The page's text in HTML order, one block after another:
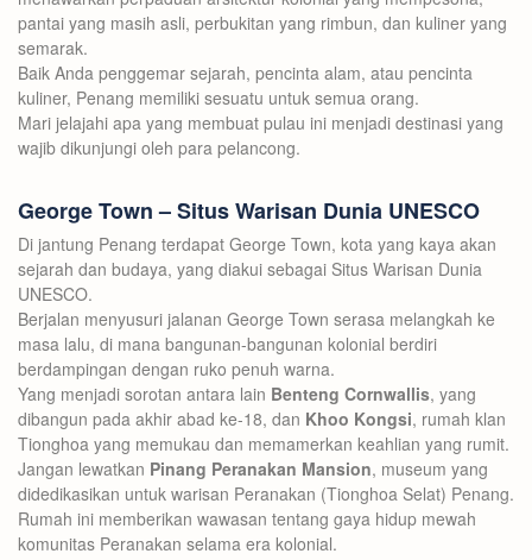
pantai yang masih asli, perbukitan yang rimbun, dan kuliner yang
semarak.
Baik Anda penggemar sejarah, pencinta alam, atau pencinta
kuliner, Penang memiliki sesuatu untuk semua orang.
Mari jelajahi apa yang membuat pulau ini menjadi destinasi yang
wajib dikunjungi oleh para pelancong.
George Town – Situs Warisan Dunia UNESCO
Di jantung Penang terdapat George Town, kota yang kaya akan
sejarah dan budaya, yang diakui sebagai Situs Warisan Dunia
UNESCO.
Berjalan menyusuri jalanan George Town serasa melangkah ke
masa lalu, di mana bangunan-bangunan kolonial berdiri
berdampingan dengan ruko penuh warna.
Yang menjadi sorotan antara lain Benteng Cornwallis, yang
dibangun pada akhir abad ke-18, dan Khoo Kongsi, rumah klan
Tionghoa yang memukau dan memamerkan keahlian yang rumit.
Jangan lewatkan Pinang Peranakan Mansion, museum yang
didedikasikan untuk warisan Peranakan (Tionghoa Selat) Penang.
Rumah ini memberikan wawasan tentang gaya hidup mewah
komunitas Peranakan selama era kolonial.